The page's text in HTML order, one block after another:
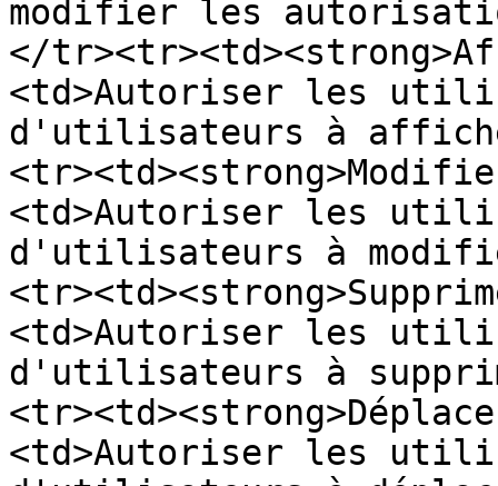
modifier les
</
<td>Autoriser les
d'utilisateurs à
<td>Autoriser les
d'utilisateurs à
<td>Autoriser les
d'utilisateurs à
<td>Autoriser les